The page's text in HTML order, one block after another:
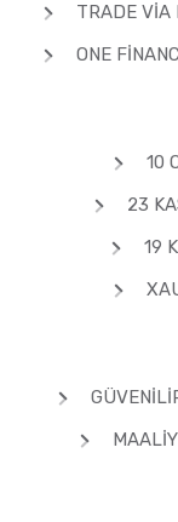
TRADE VIA
ONE FINANCE
10
23
19